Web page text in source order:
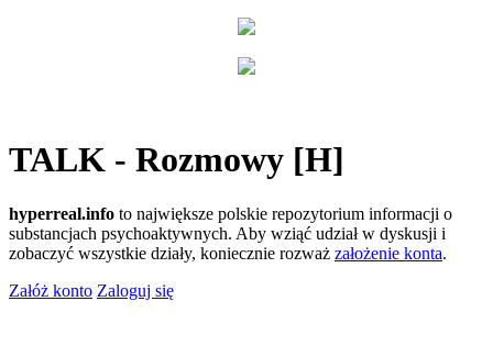
TALK - Rozmowy [H]
hyperreal.info to największe polskie repozytorium informacji o
substancjach psychoaktywnych. Aby wziąć udział w dyskusji i
zobaczyć wszystkie działy, koniecznie rozważ założenie konta.
Załóż konto Zaloguj się